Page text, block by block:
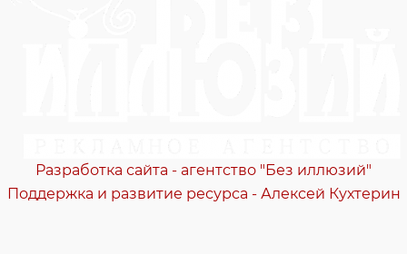
Разработка сайта - агентство "Без иллюзий"
Поддержка и развитие ресурса - Алексей Кухтерин